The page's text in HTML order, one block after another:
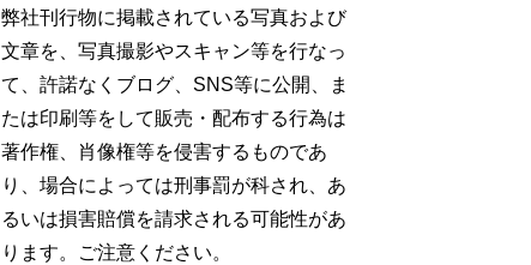
弊社刊行物に掲載されている写真および
文章を、写真撮影やスキャン等を行なっ
て、許諾なくブログ、SNS等に公開、ま
たは印刷等をして販売・配布する行為は
著作権、肖像権等を侵害するものであ
り、場合によっては刑事罰が科され、あ
るいは損害賠償を請求される可能性があ
ります。ご注意ください。